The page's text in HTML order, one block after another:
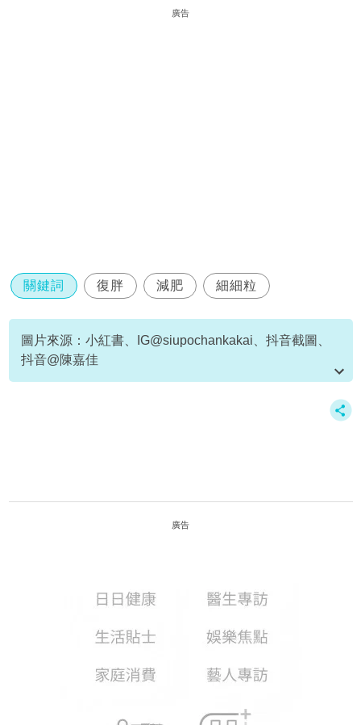
廣告
關鍵詞 復胖 減肥 細細粒
圖片來源：小紅書、IG@siupochankakai、抖音截圖、
抖音@陳嘉佳
資料或影片來源：原文刊於新假期
廣告